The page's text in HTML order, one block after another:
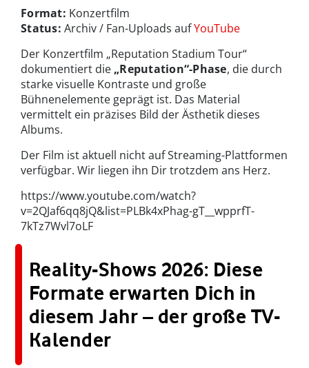
Format: Konzertfilm
Status: Archiv / Fan-Uploads aufYouTube
Der Konzertfilm „Reputation Stadium Tour“
dokumentiert die „Reputation“-Phase, die durch
starke visuelle Kontraste und große
Bühnenelemente geprägt ist. Das Material
vermittelt ein präzises Bild der Ästhetik dieses
Albums.
Der Film ist aktuell nicht auf Streaming-Plattformen
verfügbar. Wir liegen ihn Dir trotzdem ans Herz.
https://www.youtube.com/watch?
v=2QJaf6qq8jQ&list=PLBk4xPhag-gT__wpprfT-
7kTz7Wvl7oLF
Reality-Shows 2026: Diese
Formate erwarten Dich in
diesem Jahr – der große TV-
Kalender